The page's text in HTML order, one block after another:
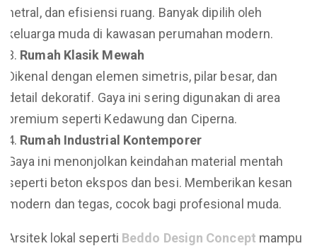
netral, dan efisiensi ruang. Banyak dipilih oleh
keluarga muda di kawasan perumahan modern.
Rumah Klasik Mewah
Dikenal dengan elemen simetris, pilar besar, dan
detail dekoratif. Gaya ini sering digunakan di area
premium seperti Kedawung dan Ciperna.
Rumah Industrial Kontemporer
Gaya ini menonjolkan keindahan material mentah
seperti beton ekspos dan besi. Memberikan kesan
modern dan tegas, cocok bagi profesional muda.
Arsitek lokal seperti Beddo Design Concept mampu